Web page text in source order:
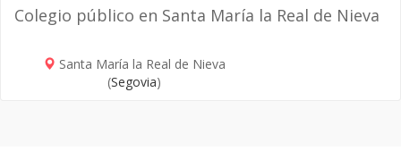
Colegio público en Santa María la Real de Nieva
Santa María la Real de Nieva
(Segovia)